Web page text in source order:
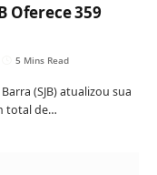
Oferece 359
5 Mins Read
(SJB) atualizou sua
total de…